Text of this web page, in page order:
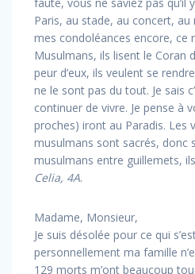
Paris, au stade, au concert,
mes condoléances encore, ce
Musulmans, ils lisent le Coran
peur d’eux, ils veulent se
ne le sont pas du tout. Je sais
continuer de vivre. Je pense à
proches) iront au Paradis. Les
musulmans sont sacrés, donc
musulmans entre guillemets,
Celia, 4A.
Madame, Monsieur,
Je suis désolée pour ce qui
personnellement ma famille
129 morts m’ont beaucoup